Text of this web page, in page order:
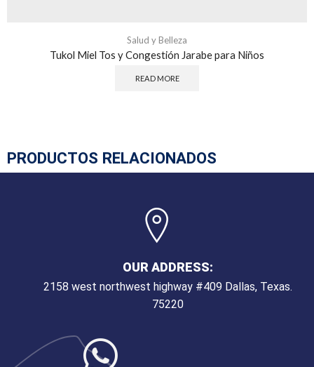
Salud y Belleza
Tukol Miel Tos y Congestión Jarabe para Niños
READ MORE
PRODUCTOS RELACIONADOS
OUR ADDRESS:
2158 west northwest highway #409 Dallas, Texas.
75220